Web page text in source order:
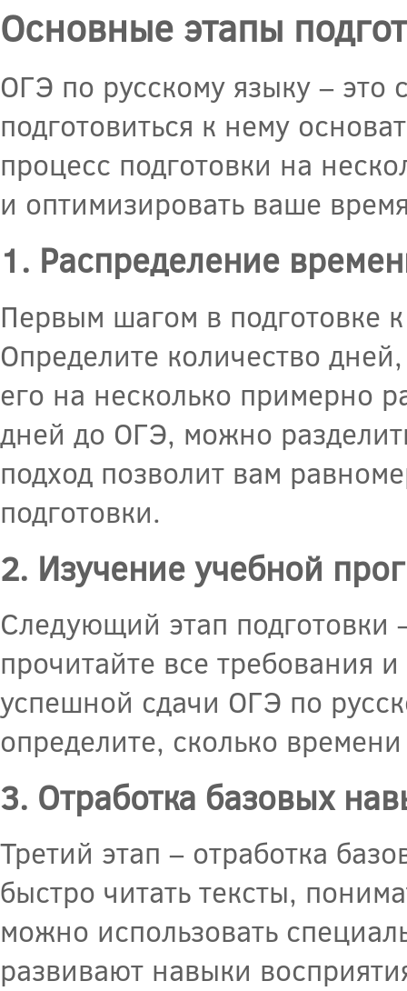
Основные этапы
ОГЭ по русскому языку – это
подготовиться к нему
процесс подготовки на
и оптимизировать ваше
1. Распределение
Первым шагом в подготовке
Определите количество
его на несколько примерно
дней до ОГЭ, можно
подход позволит вам
подготовки.
2. Изучение учебной
Следующий этап подготовки
прочитайте все требования
успешной сдачи ОГЭ по
определите, сколько
3. Отработка базовых
Третий этап – отработка
быстро читать тексты,
можно использовать
развивают навыки